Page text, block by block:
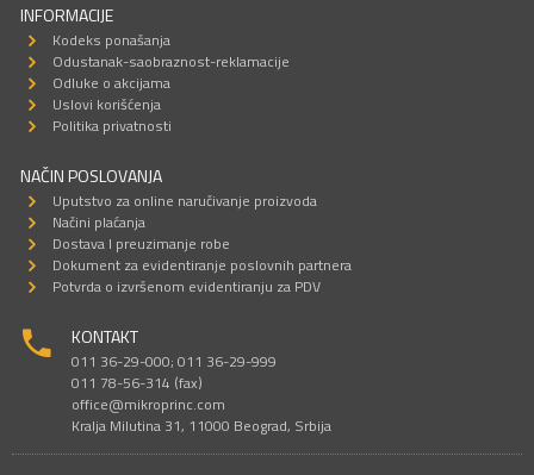
INFORMACIJE
Kodeks ponašanja
Odustanak-saobraznost-reklamacije
Odluke o akcijama
Uslovi korišćenja
Politika privatnosti
NAČIN POSLOVANJA
Uputstvo za online naručivanje proizvoda
Načini plaćanja
Dostava I preuzimanje robe
Dokument za evidentiranje poslovnih partnera
Potvrda o izvršenom evidentiranju za PDV
KONTAKT
011 36-29-000; 011 36-29-999
011 78-56-314 (fax)
office@mikroprinc.com
Kralja Milutina 31, 11000 Beograd, Srbija